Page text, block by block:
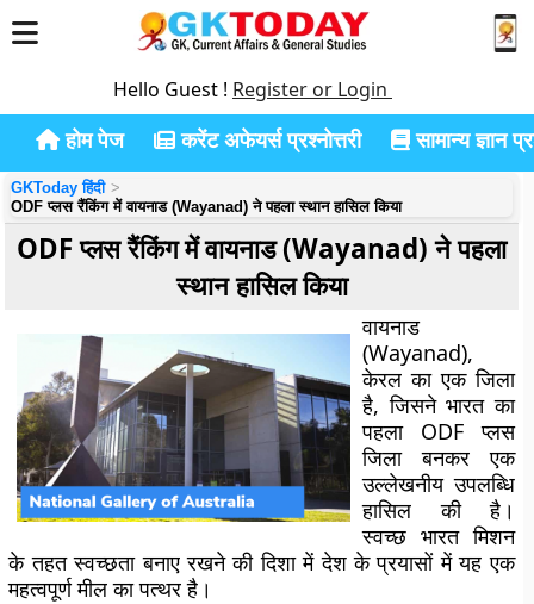
Hello Guest ! Register or Login
होम पेज करेंट अफेयर्स प्रश्नोत्तरी सामान्य ज्ञान
GKToday हिंदी
ODF प्लस रैंकिंग में वायनाड (Wayanad) ने पहला स्थान हासिल किया
ODF प्लस रैंकिंग में वायनाड (Wayanad) ने पहला
स्थान हासिल किया
वायनाड
(Wayanad),
केरल का एक जिला
है, जिसने भारत का
पहला ODF प्लस
जिला बनकर एक
उल्लेखनीय उपलब्धि
हासिल की है।
स्वच्छ भारत मिशन
के तहत स्वच्छता बनाए रखने की दिशा में देश के प्रयासों में यह एक
महत्वपूर्ण मील का पत्थर है।